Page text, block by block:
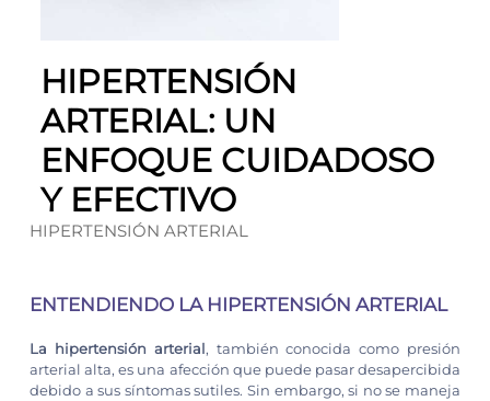
HIPERTENSIÓN
ARTERIAL: UN
ENFOQUE CUIDADOSO
Y EFECTIVO
HIPERTENSIÓN ARTERIAL
ENTENDIENDO LA HIPERTENSIÓN ARTERIAL
La hipertensión arterial, también conocida como presión
arterial alta, es una afección que puede pasar desapercibida
debido a sus síntomas sutiles. Sin embargo, si no se maneja